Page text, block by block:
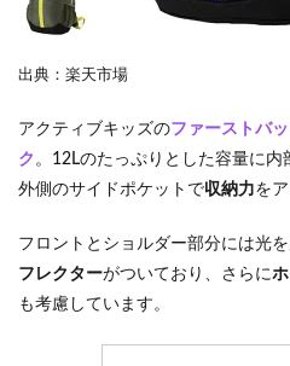
出典：楽天市場
アクティブキッズのファーストバ
ク 。12Lのたっぷりとした容量に
外側のサイドポケットで収納力 をア
フロントとショルダー部分には光
フレクターがついており、さらに
も考慮しています。